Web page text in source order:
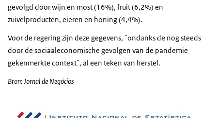
gevolgd door wijn en most (16%), fruit (6,2%) en
zuivelproducten, eieren en honing (4,4%).
Voor de regering zijn deze gegevens, "ondanks de nog steeds
door de sociaaleconomische gevolgen van de pandemie
gekenmerkte context", al een teken van herstel.
Bron: Jornal de Negócios